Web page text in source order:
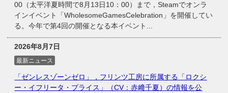
00（太平洋夏時間で8月13日10：00）まで，Steamでオンラ
インイベント「WholesomeGamesCelebration」を開催してい
る。今年で第4回の開催となる本イベント...
2026年8月7日
最新ニュース
「ゼンレスゾーンゼロ」，フリンツ工房に所属する「ロクシ
ー・イフリータ・プライス」（CV：赤﨑千夏）の情報を公